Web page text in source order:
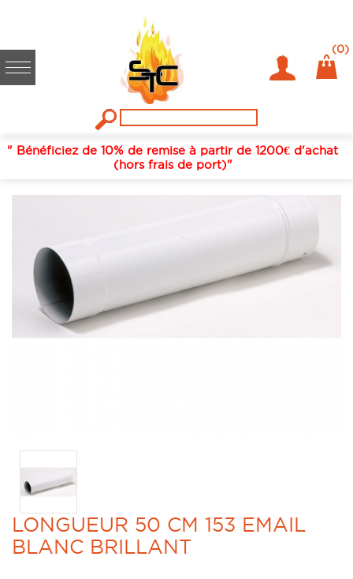
(0)
" Bénéficiez de 10% de remise à partir de 1200€ d'achat
(hors frais de port)"
Fumisterie / conduits de fumées
Blanc
LONGUEUR 50 CM 153 EMAIL BLANC BRILLANT
LONGUEUR 50 CM 153 EMAIL
BLANC BRILLANT